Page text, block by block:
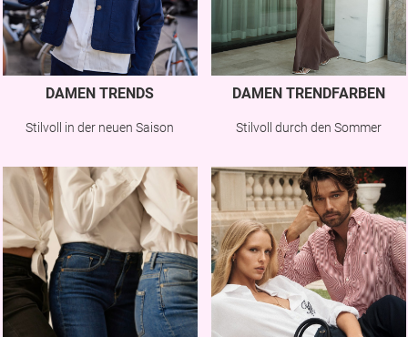
DAMEN TRENDS
Stilvoll in der neuen Saison
DAMEN TRENDFARBEN
Stilvoll durch den Sommer